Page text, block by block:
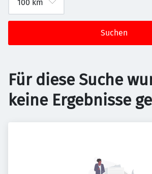
Suchen
Für diese Suche
keine Ergebnisse